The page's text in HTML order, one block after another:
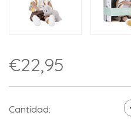
€22,95
Cantidad: